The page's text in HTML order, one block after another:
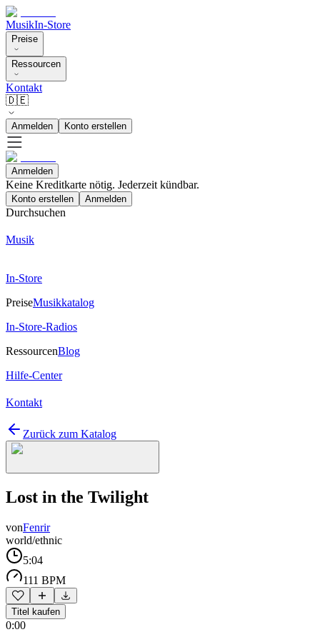
MusikIn-Store
Preise
Ressourcen
Kontakt
🇩🇪
Anmelden Konto erstellen
Anmelden
Keine Kreditkarte nötig. Jederzeit kündbar.
Konto erstellen Anmelden
Durchsuchen
Musik
In-Store
PreiseMusikkatalog
In-Store-Radios
RessourcenBlog
Hilfe-Center
Kontakt
Zurück zum Katalog
Lost in the Twilight
vonFenrir
world/ethnic
5:04
111 BPM
Titel kaufen
0:00